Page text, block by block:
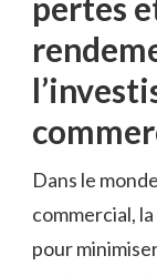
Dans le
commercial,
pour